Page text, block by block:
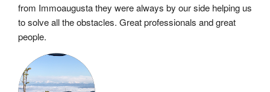
from Immoaugusta they were always by our side helping us
to solve all the obstacles. Great professionals and great
people.